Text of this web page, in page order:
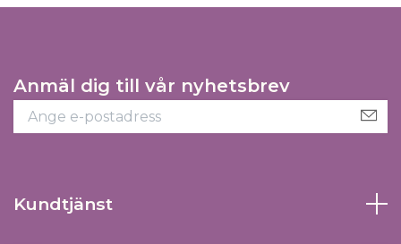
Anmäl dig till vår nyhetsbrev
Kundtjänst